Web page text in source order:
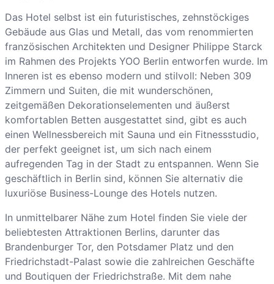
Das Hotel selbst ist ein futuristisches, zehnstöckiges
Gebäude aus Glas und Metall, das vom renommierten
französischen Architekten und Designer Philippe Starck
im Rahmen des Projekts YOO Berlin entworfen wurde. Im
Inneren ist es ebenso modern und stilvoll: Neben 309
Zimmern und Suiten, die mit wunderschönen,
zeitgemäßen Dekorationselementen und äußerst
komfortablen Betten ausgestattet sind, gibt es auch
einen Wellnessbereich mit Sauna und ein Fitnessstudio,
der perfekt geeignet ist, um sich nach einem
aufregenden Tag in der Stadt zu entspannen. Wenn Sie
geschäftlich in Berlin sind, können Sie alternativ die
luxuriöse Business-Lounge des Hotels nutzen.
In unmittelbarer Nähe zum Hotel finden Sie viele der
beliebtesten Attraktionen Berlins, darunter das
Brandenburger Tor, den Potsdamer Platz und den
Friedrichstadt-Palast sowie die zahlreichen Geschäfte
und Boutiquen der Friedrichstraße. Mit dem nahe